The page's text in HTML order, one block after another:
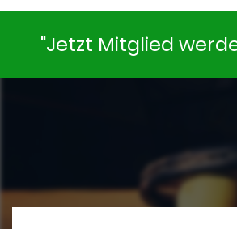
"Jetzt Mitglied